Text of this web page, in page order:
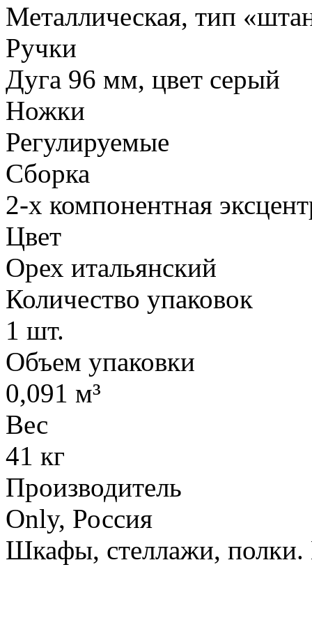
Металлическая, тип
Ручки
Дуга 96 мм, цвет серый
Ножки
Регулируемые
Сборка
2-х компонентная
Цвет
Орех итальянский
Количество упаковок
1 шт.
Объем упаковки
0,091 м³
Вес
41 кг
Производитель
Only, Россия
Шкафы, стеллажи,